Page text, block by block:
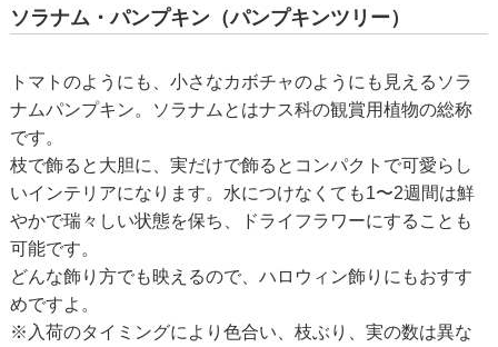
ソラナム・パンプキン（パンプキンツリー）
トマトのようにも、小さなカボチャのようにも見えるソラ
ナムパンプキン。ソラナムとはナス科の観賞用植物の総称
です。
枝で飾ると大胆に、実だけで飾るとコンパクトで可愛らし
いインテリアになります。水につけなくても1〜2週間は鮮
やかで瑞々しい状態を保ち、ドライフラワーにすることも
可能です。
どんな飾り方でも映えるので、ハロウィン飾りにもおすす
めですよ。
※入荷のタイミングにより色合い、枝ぶり、実の数は異な